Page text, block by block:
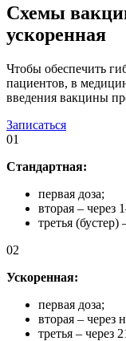
Схемы
ускоренная
Чтобы обеспечить
пациентов, в
введения вакцины
Записаться
01
Стандартная:
первая доза;
вторая – через
третья (бустер)
02
Ускоренная:
первая доза;
вторая – через
третья – через